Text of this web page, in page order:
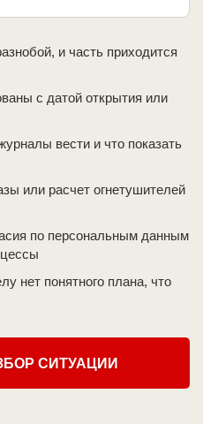
и часть приходится
с датой открытия или
вести и что показать
или расчет огнетушителей
по персональным данным
нет понятного плана, что
СИТУАЦИИ